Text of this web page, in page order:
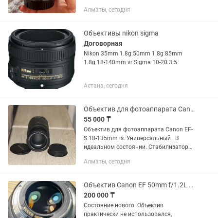
Алматы, сегодня
Объективы nikon sigma
Договорная
Nikon 35mm 1.8g 50mm 1.8g 85mm
1.8g 18-140mm vr Sigma 10-20 3.5
Астана, сегодня
Объектив для фотоаппарата Canon EF-S 18-135mm is. Универсальный .
55 000 ₸
Объектив для фотоаппарата Canon EF-
S 18-135mm is. Универсальный . В
идеальном состоянии. Стабилизатор
Алматы, сегодня
Объектив Canon EF 50mm f/1.2L USM
200 000 ₸
Состояние нового. Объектив
практически не использовался,